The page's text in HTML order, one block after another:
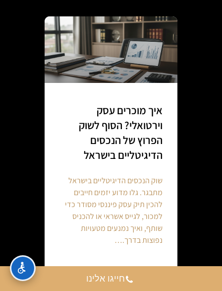
איך מוכרים עסק
וירטואלי? הסוף לשוק
הפרוץ של הנכסים
הדיגיטליים בישראל
שוק הנכסים הדיגיטליים בישראל
מתבגר. גלו מדוע יזמים חייבים
להכין תיק עסק פיננסי מסודר כדי
למכור, לגייס אשראי או להכניס
שותף, ואיך נמנעים מטעויות
נפוצות בדרך.…
Continue reading
חייגו אלינו